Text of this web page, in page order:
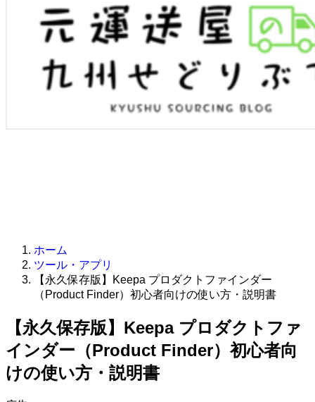
ホーム
ツール・アプリ
【永久保存版】Keepa プロダクトファインダー
（Product Finder）初心者向けの使い方・説明書
【永久保存版】Keepa プロダクトファ
インダー（Product Finder）初心者向
けの使い方・説明書